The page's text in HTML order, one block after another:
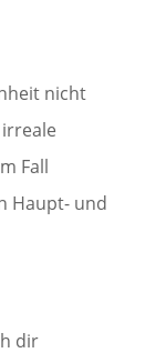
nicht
Fall
Haupt- und
dir